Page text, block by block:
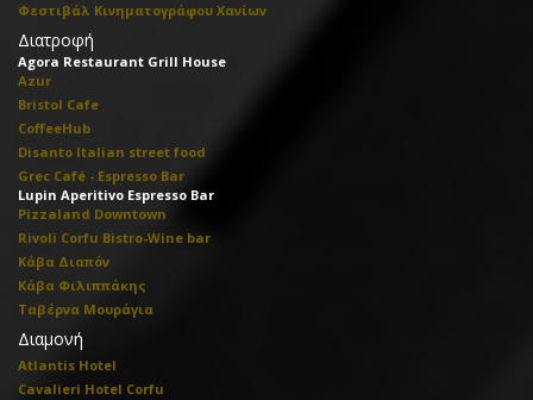
Φεστιβάλ Κινηματογράφου Χανίων
Διατροφή
Agora Restaurant Grill House
Azur
Bristol Cafe
CoffeeHub
Disanto Italian street food
Grec Café - Espresso Bar
Lupin Aperitivo Espresso Bar
Pizzaland Downtown
Rivoli Corfu Bistro-Wine bar
Κάβα Διαπόν
Κάβα Φιλιππάκης
Ταβέρνα Μουράγια
Διαμονή
Atlantis Hotel
Cavalieri Hotel Corfu